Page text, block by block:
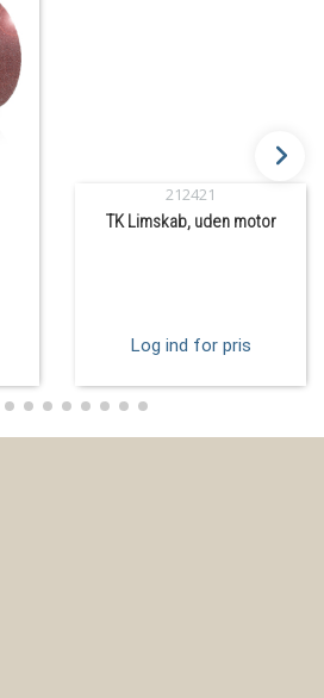
212421
TK Limskab, uden motor
Log ind for pris